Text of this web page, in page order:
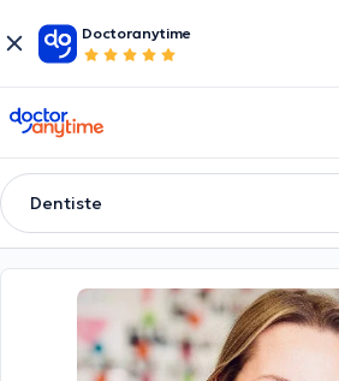
Doctoranytime
doctoranytime
Dentiste